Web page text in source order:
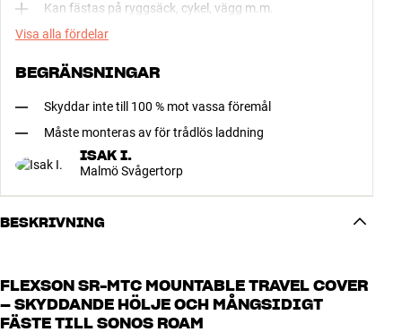
Kan fästas på ryggsäck, cykel, vägg m.m.
Visa alla fördelar
BEGRÄNSNINGAR
Skyddar inte till 100 % mot vassa föremål
Måste monteras av för trådlös laddning
ISAK I.
Malmö Svågertorp
BESKRIVNING
FLEXSON SR-MTC MOUNTABLE TRAVEL COVER
– SKYDDANDE HÖLJE OCH MÅNGSIDIGT
FÄSTE TILL SONOS ROAM